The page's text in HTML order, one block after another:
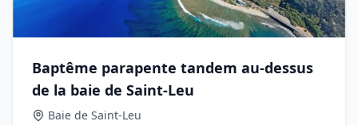
Baptême parapente tandem au‑dessus
de la baie de Saint‑Leu
Baie de Saint‑Leu